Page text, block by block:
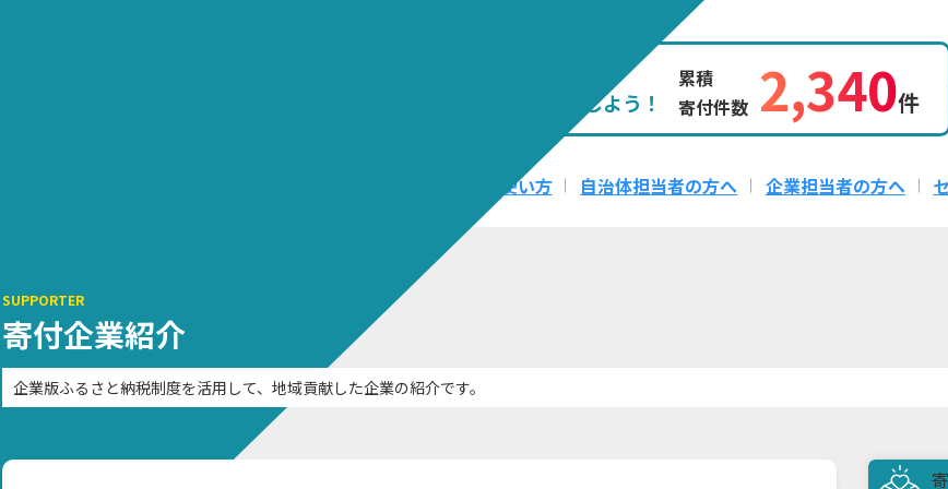
解決するプロジェクトを応援しよう！
累積
寄付件数 2,340件
企ふるオンラインの使い方 自治体担当者の方へ 企業担当者の方へ
SUPPORTER
寄付企業紹介
企業版ふるさと納税制度を活用して、地域貢献した企業の紹介です。